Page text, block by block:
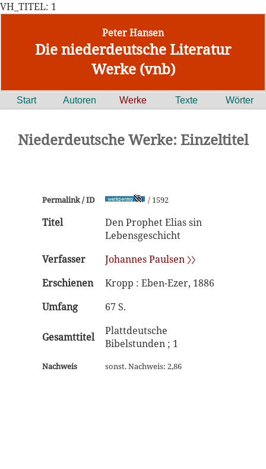
VH_TITEL: 1
Peter Hansen
Die niederdeutsche Literatur
Werke (vnb)
Start Autoren Werke Texte Wörter
Niederdeutsche Werke: Einzeltitel
Permalink / ID / 1592
Titel
Den Prophet Elias sin
Lebensgeschicht
Verfasser
Johannes Paulsen 〉〉
Erschienen
Kropp : Eben-Ezer, 1886
Umfang
67 S.
Gesamttitel
Plattdeutsche
Bibelstunden ; 1
Nachweis sonst. Nachweis: 2,86